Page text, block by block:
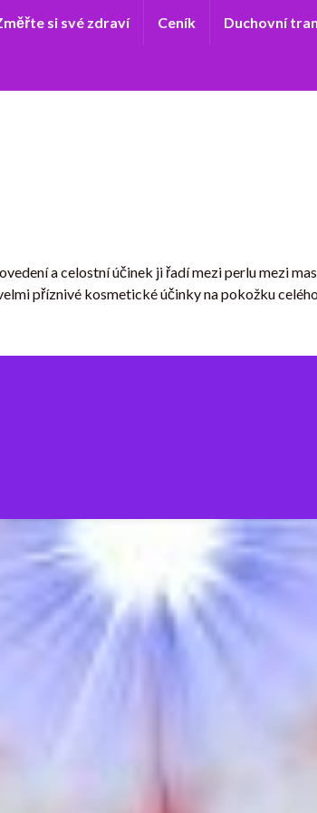
si své zdraví Ceník Duchovní
a celostní účinek ji řadí mezi perlu mezi
příznivé kosmetické účinky na pokožku